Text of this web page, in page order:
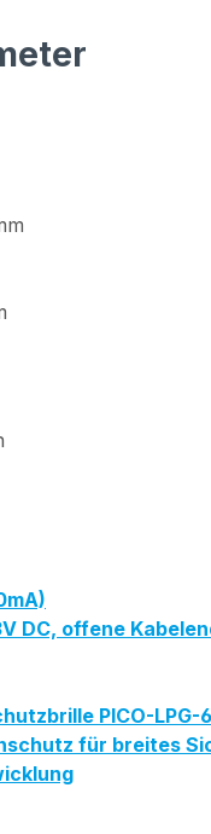
DC, offene
PICO-LPG-
für breites